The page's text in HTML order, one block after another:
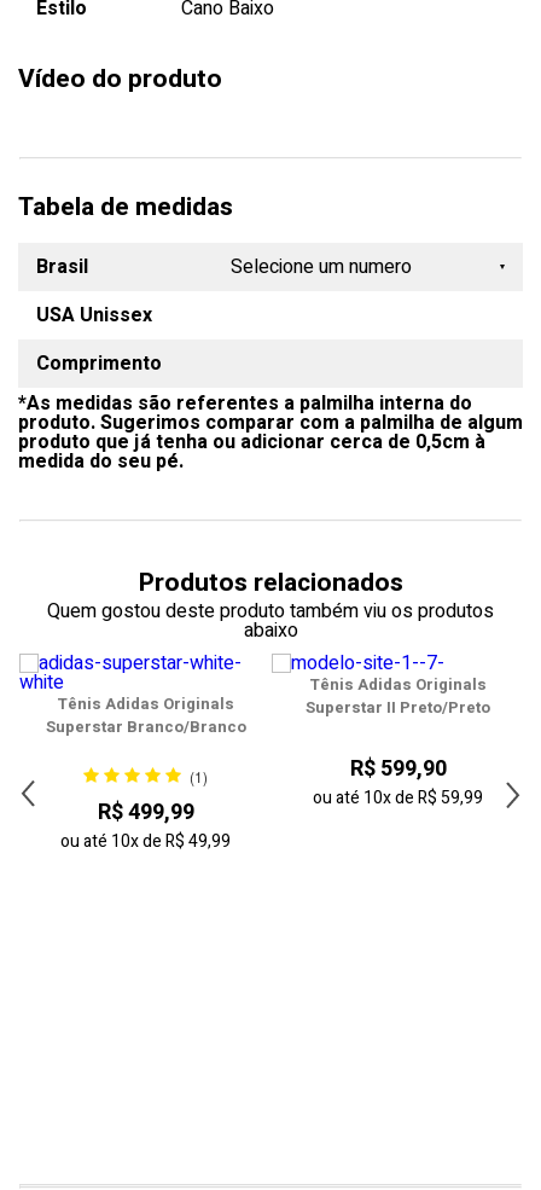
Estilo Cano Baixo
Vídeo do produto
Tabela de medidas
Brasil
USA Unissex
Comprimento
*As medidas são referentes a palmilha interna do
produto. Sugerimos comparar com a palmilha de algum
produto que já tenha ou adicionar cerca de 0,5cm à
medida do seu pé.
Selecione um numero
35
39
40
41
Produtos relacionados
Quem gostou deste produto também viu os produtos
abaixo
Tênis Adidas Originals
Superstar Branco/Branco
(1)
R$ 499,99
ou até 10xdeR$ 49,99
Tênis Adidas Originals
Superstar II Preto/Preto
R$ 599,90
ou até 10xdeR$ 59,99